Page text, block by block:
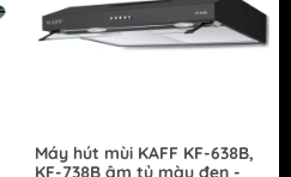
Máy hút mùi KAFF KF-638B,
KF-738B âm tủ màu đen -